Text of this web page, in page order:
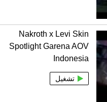
Nakroth x Levi Skin
Spotlight Garena AOV
Indonesia
تشغيل